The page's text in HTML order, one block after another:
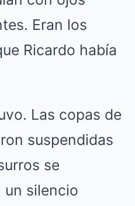
Eran los
Ricardo había
Las copas de
suspendidas
se
silencio